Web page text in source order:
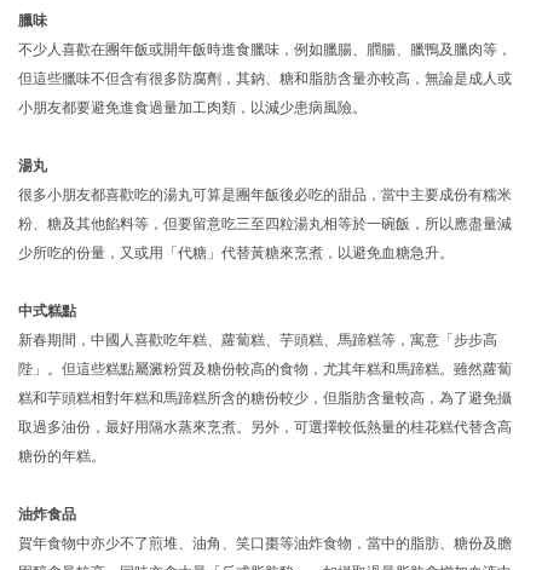
臘味
不少人喜歡在團年飯或開年飯時進食臘味，例如臘腸、膶腸、臘鴨及臘肉等，
但這些臘味不但含有很多防腐劑，其鈉、糖和脂肪含量亦較高，無論是成人或
小朋友都要避免進食過量加工肉類，以減少患病風險。
湯丸
很多小朋友都喜歡吃的湯丸可算是團年飯後必吃的甜品，當中主要成份有糯米
粉、糖及其他餡料等，但要留意吃三至四粒湯丸相等於一碗飯，所以應盡量減
少所吃的份量，又或用「代糖」代替黃糖來烹煮，以避免血糖急升。
中式糕點
新春期間，中國人喜歡吃年糕、蘿蔔糕、芋頭糕、馬蹄糕等，寓意「步步高
陛」。但這些糕點屬澱粉質及糖份較高的食物，尤其年糕和馬蹄糕。雖然蘿蔔
糕和芋頭糕相對年糕和馬蹄糕所含的糖份較少，但脂肪含量較高，為了避免攝
取過多油份，最好用隔水蒸來烹煮。另外，可選擇較低熱量的桂花糕代替含高
糖份的年糕。
油炸食品
賀年食物中亦少不了煎堆、油角、笑口棗等油炸食物，當中的脂肪、糖份及膽